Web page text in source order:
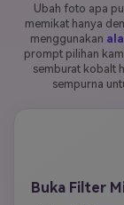
Ubah foto apa
memikat hanya
menggunakan
prompt pilihan
semburat kobalt
sempurna
Buka Filter